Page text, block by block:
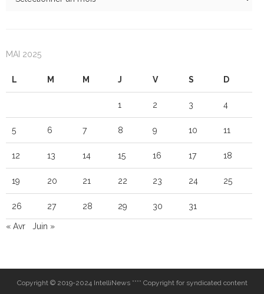
MAI 2025
L M M J V S D
1 2 3 4
5 6 7 8 9 10 11
12 13 14 15 16 17 18
19 20 21 22 23 24 25
26 27 28 29 30 31
« Avr Juin »
Copyright © 2019-2024 IntelliNews **** Copyright for syndicated content